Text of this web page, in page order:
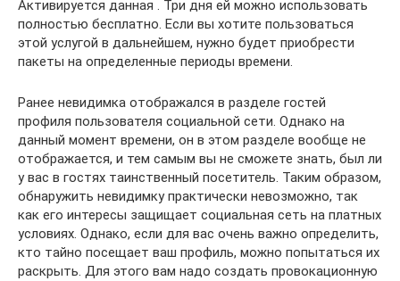
Активируется данная . Три дня ей можно использовать
полностью бесплатно. Если вы хотите пользоваться
этой услугой в дальнейшем, нужно будет приобрести
пакеты на определенные периоды времени.
Ранее невидимка отображался в разделе гостей
профиля пользователя социальной сети. Однако на
данный момент времени, он в этом разделе вообще не
отображается, и тем самым вы не сможете знать, был ли
у вас в гостях таинственный посетитель. Таким образом,
обнаружить невидимку практически невозможно, так
как его интересы защищает социальная сеть на платных
условиях. Однако, если для вас очень важно определить,
кто тайно посещает ваш профиль, можно попытаться их
раскрыть. Для этого вам надо создать провокационную